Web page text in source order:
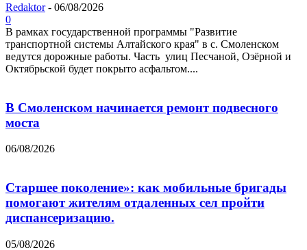
Redaktor - 06/08/2026
0
В рамках государственной программы "Развитие
транспортной системы Алтайского края" в с. Смоленском
ведутся дорожные работы. Часть улиц Песчаной, Озёрной и
Октябрьской будет покрыто асфальтом....
В Смоленском начинается ремонт подвесного
моста
06/08/2026
Старшее поколение»: как мобильные бригады
помогают жителям отдаленных сел пройти
диспансеризацию.
05/08/2026